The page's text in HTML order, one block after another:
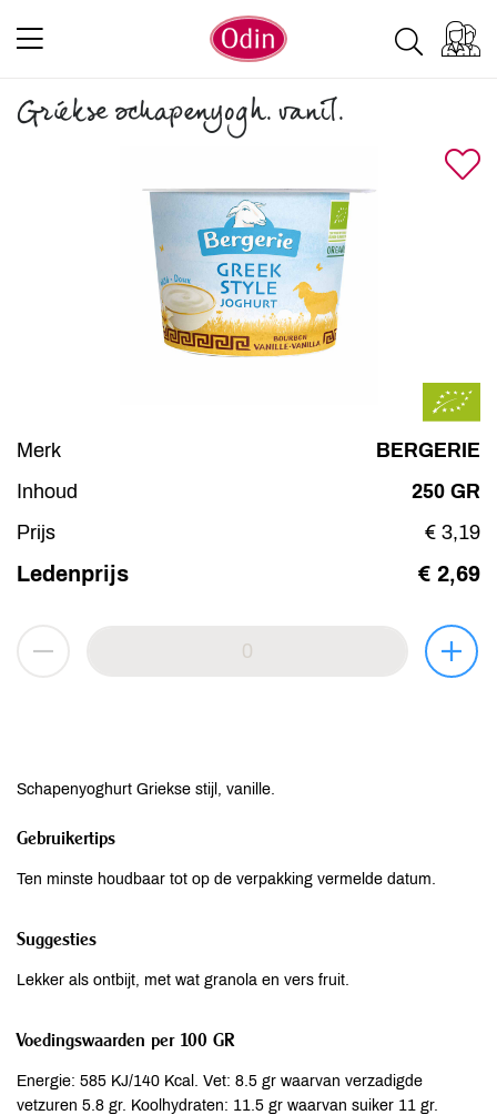
Griekse schapenyogh. vanil.
Merk
BERGERIE
Inhoud
250 GR
Prijs
€ 3,19
Ledenprijs € 2,69
Schapenyoghurt Griekse stijl, vanille.
Gebruikertips
Ten minste houdbaar tot op de verpakking vermelde datum.
Suggesties
Lekker als ontbijt, met wat granola en vers fruit.
Voedingswaarden per 100 GR
Energie: 585 KJ/140 Kcal. Vet: 8.5 gr waarvan verzadigde
vetzuren 5.8 gr. Koolhydraten: 11.5 gr waarvan suiker 11 gr.